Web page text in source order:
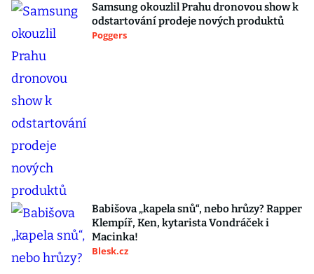
Samsung okouzlil Prahu dronovou show k
odstartování prodeje nových produktů
Poggers
Babišova „kapela snů“, nebo hrůzy? Rapper
Klempíř, Ken, kytarista Vondráček i
Macinka!
Blesk.cz